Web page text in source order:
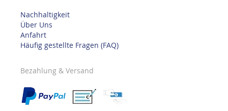
Nachhaltigkeit
Über Uns
Anfahrt
Häufig gestellte Fragen (FAQ)
Bezahlung & Versand